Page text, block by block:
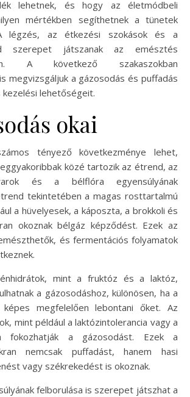
lehetnek, és hogy az életmódbeli
mértékben segíthetnek a tünetek
légzés, az étkezési szokások és a
szerepet játszanak az emésztés
A következő szakaszokban
megvizsgáljuk a gázosodás és puffadás
lehetőségeit.
okai
tényező következménye lehet,
közé tartozik az étrend, az
és a bélflóra egyensúlyának
tekintetében a magas rosttartalmú
a hüvelyesek, a káposzta, a brokkoli és
okoznak bélgáz képződést. Ezek az
és fermentációs folyamatok
mint a fruktóz és a laktóz,
a gázosodáshoz, különösen, ha a
megfelelően lebontani őket. Az
mint például a laktózintolerancia vagy a
fokozhatják a gázosodást. Ezek a
nemcsak puffadást, hanem hasi
vagy székrekedést is okoznak.
felborulása is szerepet játszhat a